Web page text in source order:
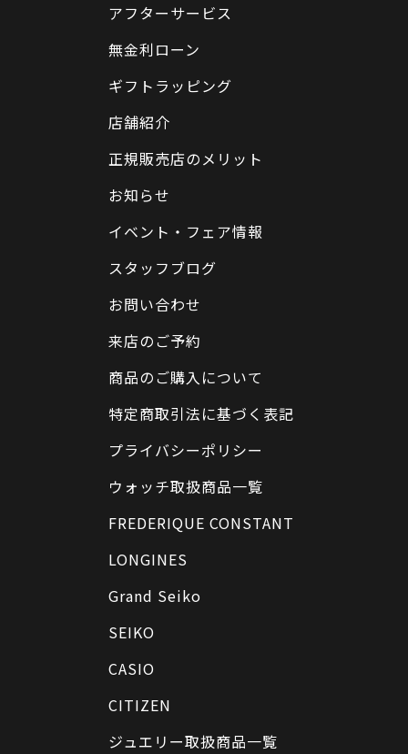
アフターサービス
無金利ローン
ギフトラッピング
店舗紹介
正規販売店のメリット
お知らせ
イベント・フェア情報
スタッフブログ
お問い合わせ
来店のご予約
商品のご購入について
特定商取引法に基づく表記
プライバシーポリシー
ウォッチ取扱商品一覧
FREDERIQUE CONSTANT
LONGINES
Grand Seiko
SEIKO
CASIO
CITIZEN
ジュエリー取扱商品一覧